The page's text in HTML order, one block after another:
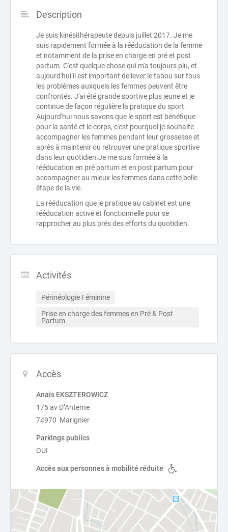
Description
Je suis kinésithérapeute depuis juillet 2017. Je me
suis rapidement formée à la rééducation de la femme
et notamment de la prise en charge en pré et post
partum. C'est quelque chose qui m'a toujours plu, et
aujourd'hui il est important de lever le tabou sur tous
les problèmes auxquels les femmes peuvent être
confrontés. J'ai été grande sportive plus jeune et je
continue de façon régulière la pratique du sport.
Aujourd'hui nous savons que le sport est bénéfique
pour la santé et le corps, c'est pourquoi je souhaite
accompagner les femmes pendant leur grossesse et
après à maintenir ou retrouver une pratique sportive
dans leur quotidien.Je me suis formée à la
rééducation en pré partum et en post partum pour
accompagner au mieux les femmes dans cette belle
étape de la vie.
La rééducation que je pratique au cabinet est une
rééducation active et fonctionnelle pour se
rapprocher au plus prés des efforts du quotidien.
Activités
Périnéologie Féminine
Prise en charge des femmes en Pré & Post
Partum
Accès
Anaïs EKSZTEROWICZ
175 av D’Anterne
74970 Marignier
Parkings publics
OUI
Accès aux personnes à mobilité réduite